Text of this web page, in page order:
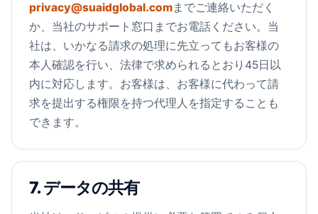
privacy@suaidglobal.comまでご連絡いただく
か、当社のサポート窓口までお電話ください。当
社は、いかなる請求の処理に先立ってもお客様の
本人確認を行い、法律で求められるとおり45日以
内に対応します。お客様は、お客様に代わって請
求を提出する権限を持つ代理人を指定することも
できます。
7. データの共有